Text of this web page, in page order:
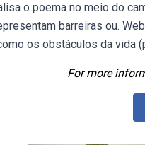
o poema no meio do
barreiras ou.
os obstáculos da vida
For more